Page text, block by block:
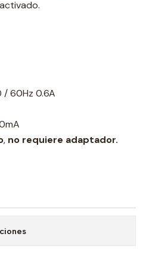
60Hz 0.6A
, no requiere adaptador.